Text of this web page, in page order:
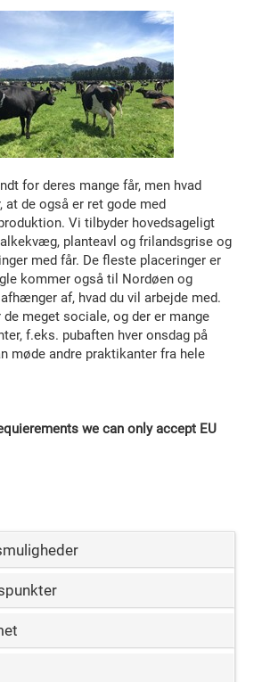
for deres mange får, men hvad
at de også er ret gode med
Vi tilbyder hovedsageligt
planteavl og frilandsgrise og
med får. De fleste placeringer er
kommer også til Nordøen og
af, hvad du vil arbejde med.
de meget sociale, og der er mange
f.eks. pubaften hver onsdag på
møde andre praktikanter fra hele
we can only accept EU